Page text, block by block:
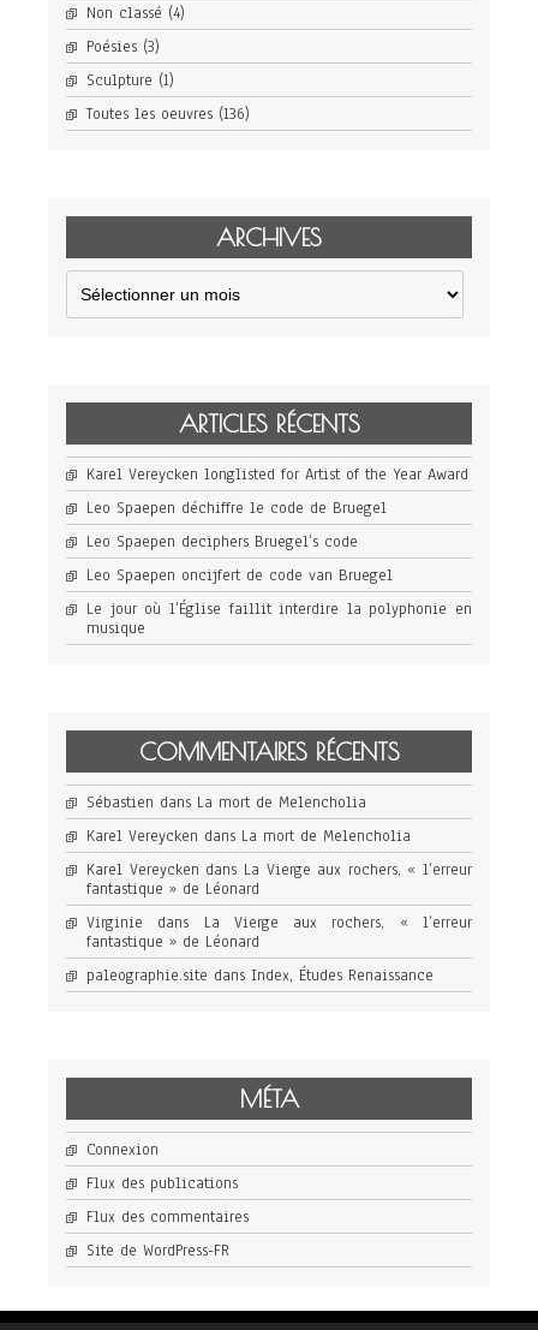
Non classé (4)
Poésies (3)
Sculpture (1)
Toutes les oeuvres (136)
ARCHIVES
Archives
ARTICLES RÉCENTS
Karel Vereycken longlisted for Artist of the Year Award
Leo Spaepen déchiffre le code de Bruegel
Leo Spaepen deciphers Bruegel’s code
Leo Spaepen oncijfert de code van Bruegel
Le jour où l’Église faillit interdire la polyphonie en
musique
COMMENTAIRES RÉCENTS
Sébastien dans La mort de Melencholia
Karel Vereycken dans La mort de Melencholia
Karel Vereycken dans La Vierge aux rochers, « l’erreur
fantastique » de Léonard
Virginie dans La Vierge aux rochers, « l’erreur
fantastique » de Léonard
paleographie.site dans Index, Études Renaissance
MÉTA
Connexion
Flux des publications
Flux des commentaires
Site de WordPress-FR